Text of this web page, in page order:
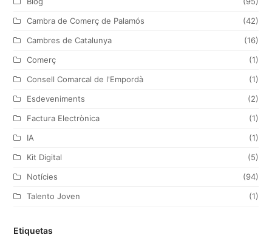
r
o
k
r
a
I
n
Cambra de Comerç de Palamós
(42)
Cambres de Catalunya
(16)
Comerç
(1)
Consell Comarcal de l'Empordà
(1)
Esdeveniments
(2)
Factura Electrònica
(1)
IA
(1)
Kit Digital
(5)
Notícies
(94)
Talento Joven
(1)
Etiquetas